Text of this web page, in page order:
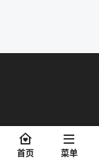
首页 菜单